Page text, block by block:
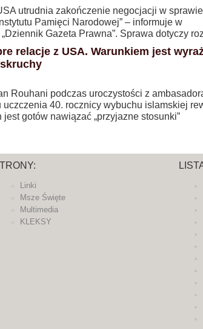
utrudnia zakończenie negocjacji w sprawie
Pamięci Narodowej” – informuje w
Gazeta Prawna”. Sprawa dotyczy
relacje z USA. Warunkiem jest
Rouhani podczas uroczystości z
40. rocznicy wybuchu islamskiej
jest gotów nawiązać „przyjazne stosunki”
Linki
Msze Święte
Multimedia
KLEKSY